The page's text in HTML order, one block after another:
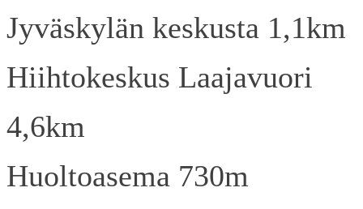
Jyväskylän keskusta 1,1km
Hiihtokeskus Laajavuori
4,6km
Huoltoasema 730m